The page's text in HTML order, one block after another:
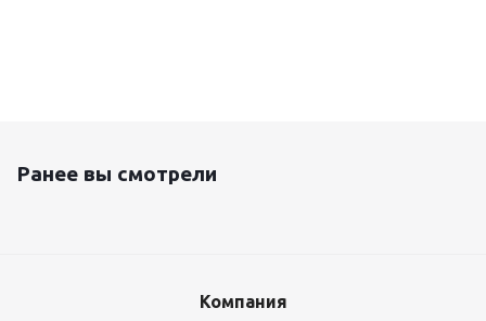
Ранее вы смотрели
Компания